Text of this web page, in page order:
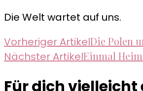
Die Welt wartet auf uns.
Vorheriger ArtikelDie Polen
Nächster ArtikelEinmal
Für dich